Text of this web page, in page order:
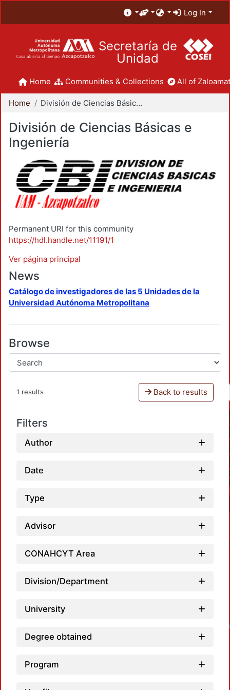
Log In
Secretaría de
Unidad
Home Communities & Collections All of
Home División de Ciencias Básicas e Ingeniería
División de Ciencias Básicas e
Ingeniería
Permanent URI for this community
https://hdl.handle.net/11191/1
Ver página principal
News
Catálogo de investigadores de las 5 Unidades de la
Universidad Autónoma Metropolitana
Browse
1 results Back to results
Filters
Author
Date
Type
Advisor
CONAHCYT Area
Division/Department
University
Degree obtained
Program